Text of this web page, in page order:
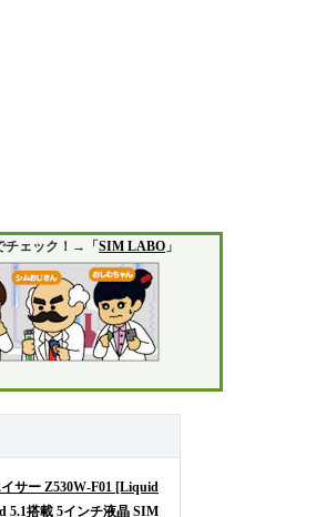
チェック！→「SIM LABO 」
サー Z530W-F01 [Liquid
5.1搭載 5インチ液晶 SIM